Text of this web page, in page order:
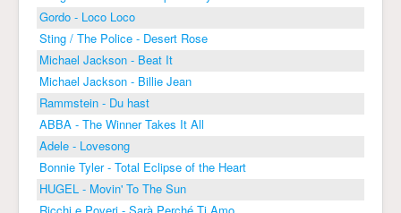
Gordo - Loco Loco
Sting / The Police - Desert Rose
Michael Jackson - Beat It
Michael Jackson - Billie Jean
Rammstein - Du hast
ABBA - The Winner Takes It All
Adele - Lovesong
Bonnie Tyler - Total Eclipse of the Heart
HUGEL - Movin' To The Sun